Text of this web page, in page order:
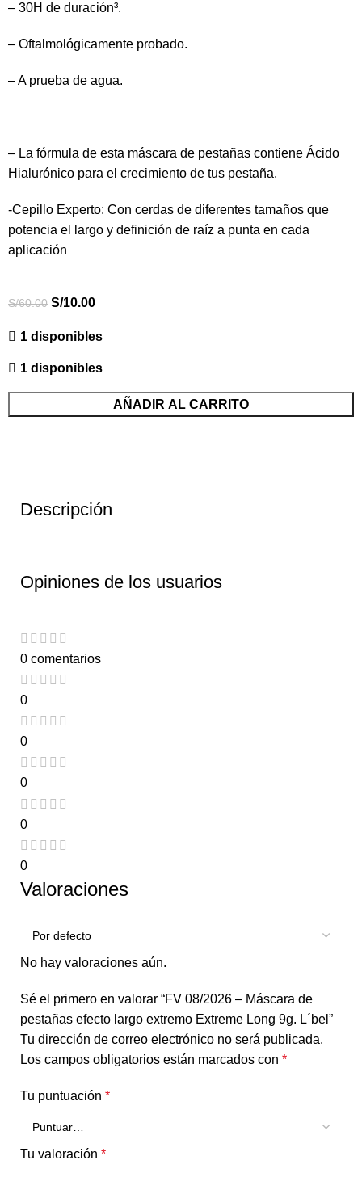
– 30H de duración³.
– Oftalmológicamente probado.
– A prueba de agua.
– La fórmula de esta máscara de pestañas contiene Ácido
Hialurónico para el crecimiento de tus pestaña.
-Cepillo Experto: Con cerdas de diferentes tamaños que
potencia el largo y definición de raíz a punta en cada
aplicación
S/60.00 S/10.00
1 disponibles
1 disponibles
AÑADIR AL CARRITO
Descripción
Opiniones de los usuarios
0 comentarios
0
0
0
0
0
Valoraciones
No hay valoraciones aún.
Sé el primero en valorar “FV 08/2026 – Máscara de
pestañas efecto largo extremo Extreme Long 9g. L´bel”
Tu dirección de correo electrónico no será publicada.
Los campos obligatorios están marcados con *
Tu puntuación *
Tu valoración *